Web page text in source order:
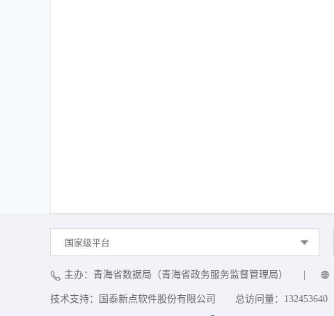
国家级平台
主办：青海省数据局（青海省政务服务监督管理局）
技术支持：国泰新点软件股份有限公司 总访问量： 132453640